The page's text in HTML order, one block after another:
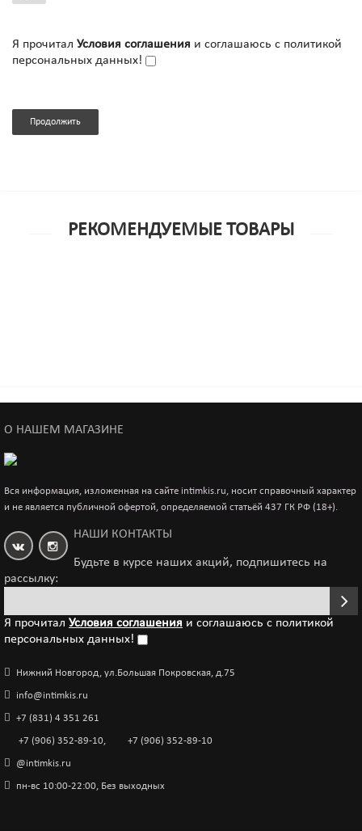
Я прочитал Условия соглашения и соглашаюсь с политикой
персональных данных!
Продолжить
РЕКОМЕНДУЕМЫЕ ТОВАРЫ
О НАШЕМ МАГАЗИНЕ
Вся информация, изложенная на сайте intimkis.ru, носит справочный характер
и не является публичной офертой, определяемой статьёй 437 ГК РФ (18+).
НАШИ КОНТАКТЫ
Будьте в курсе наших акций, подпишитесь на
рассылку:
Я прочитал Условия соглашения и соглашаюсь с политикой
персональных данных!
Нижний Новгород, ул.Большая Покровская, д.75
info@intimkis.ru
+7 (831) 4 351 261
+7 (906) 352-89-10, +7 (906) 352-89-10
@intimkis.ru
пн-вс 10:00-22:00, Без выходных